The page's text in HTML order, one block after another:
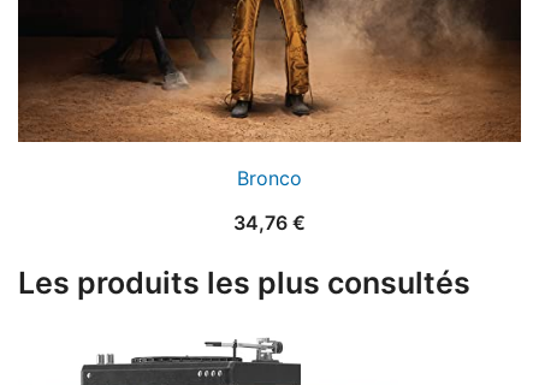
Bronco
34,76 €
Les produits les plus consultés